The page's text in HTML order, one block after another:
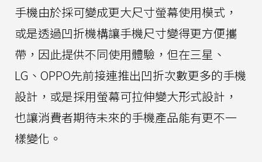
手機由於採可變成更大尺寸螢幕使用模式，
或是透過凹折機構讓手機尺寸變得更方便攜
帶，因此提供不同使用體驗，但在三星、
LG、OPPO先前接連推出凹折次數更多的手機
設計，或是採用螢幕可拉伸變大形式設計，
也讓消費者期待未來的手機產品能有更不一
樣變化。